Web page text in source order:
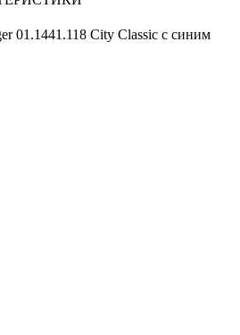
01.1441.118 City Classic с синим